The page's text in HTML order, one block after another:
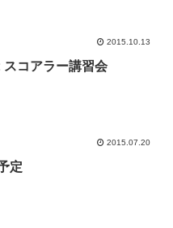
2015.10.13
スコアラー講習会
2015.07.20
定